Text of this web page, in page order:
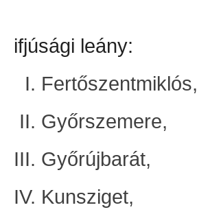
ifjúsági leány:
Fertőszentmiklós,
Győrszemere,
Győrújbarát,
Kunsziget,